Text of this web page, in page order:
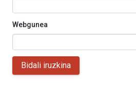
Webgunea
Bidali iruzkina